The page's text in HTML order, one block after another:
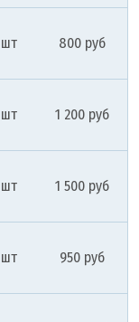
шт 800 руб
шт 1 200 руб
шт 1 500 руб
шт 950 руб